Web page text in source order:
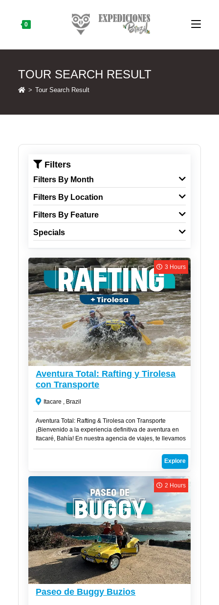
content 0
TOUR SEARCH RESULT
> Tour Search Result
Filters
Filters By Month
Filters By Location
Filters By Feature
Specials
R$300
3 Hours
Aventura Total: Rafting y Tirolesa
con Transporte
Itacare , Brazil
Aventura Total: Rafting & Tirolesa con Transporte
¡Bienvenido a la experiencia definitiva de aventura en
Itacaré, Bahía! En nuestra agencia de viajes, te llevamos
comodidad de transporte incluido. Nosotros nos
encargamos de buscar a nuestros clientes directamente
en la posada, eliminando cualquier preocupación
logística y asegurando que aproveches al máximo cada
momento.
Explore
R$220
2 Hours
Paseo de Buggy Buzios